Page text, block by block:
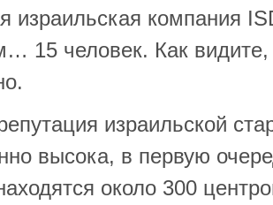
израильская компания
15 человек. Как
израильской
высока, в первую
около 300